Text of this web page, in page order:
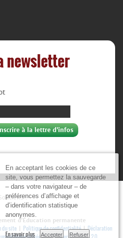
En acceptant les cookies de ce
site, vous permettez la sauvegarde
– dans votre navigateur – de
préférences d’affichage et
d’identification statistique
anonymes.
En savoir plus Accepter Refuser
newsletter
:
d’Éducation permanente
du site| Politique de confidentialité|Déclaration